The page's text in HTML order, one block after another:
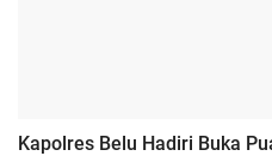
Kapolres Belu Hadiri Buka